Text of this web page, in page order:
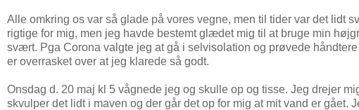
Alle omkring os var så glade på vores vegne, men til tider var det lidt
rigtige for mig, men jeg havde bestemt glædet mig til at bruge min
svært. Pga Corona valgte jeg at gå i selvisolation og prøvede
er overrasket over at jeg klarede så godt.
Onsdag d. 20 maj kl 5 vågnede jeg og skulle op og tisse. Jeg drejer
skvulper det lidt i maven og der går det op for mig at mit vand er gået.